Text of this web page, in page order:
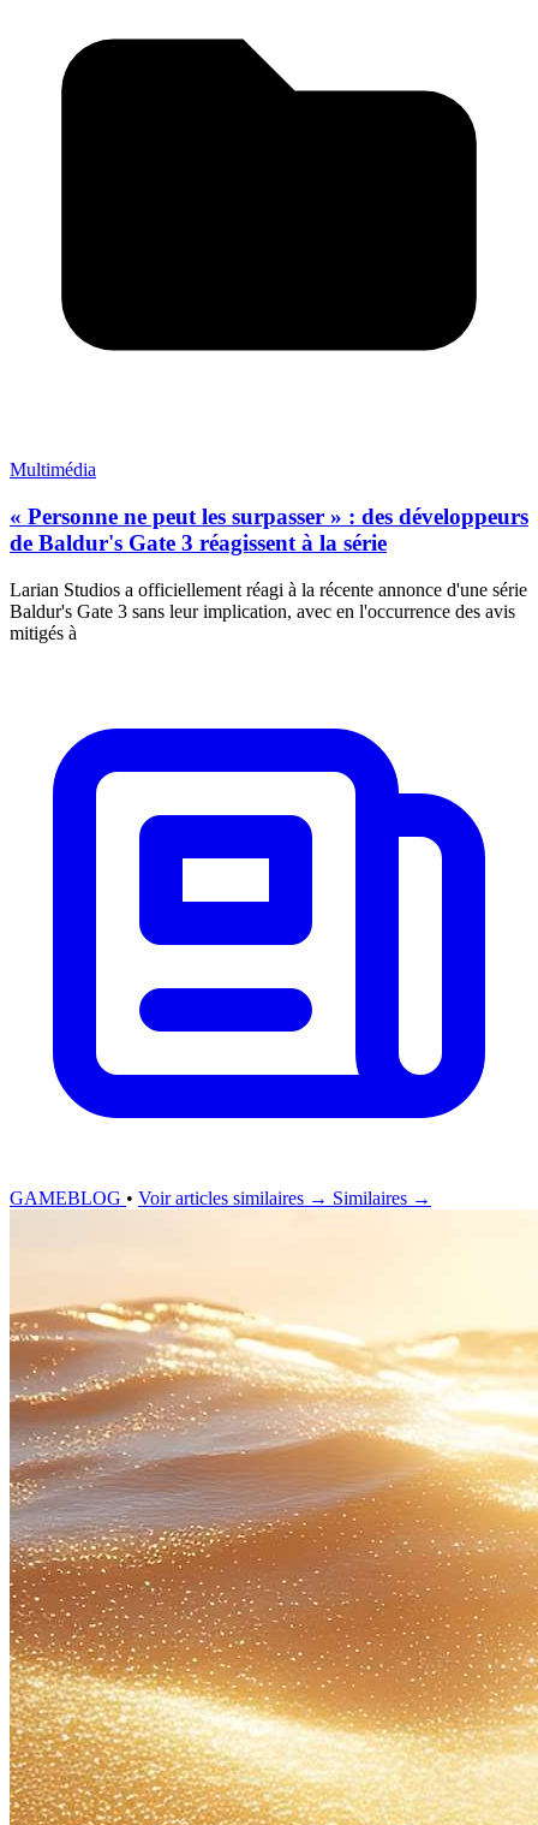
Multimédia
« Personne ne peut les surpasser » : des développeurs
de Baldur's Gate 3 réagissent à la série
Larian Studios a officiellement réagi à la récente annonce d'une série
Baldur's Gate 3 sans leur implication, avec en l'occurrence des avis
mitigés à
GAMEBLOG • Voir articles similaires → Similaires →